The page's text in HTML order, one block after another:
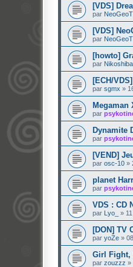
[VDS]
par
[VDS]
par
[howto]
par Nikoshiba
[ECH/
par sgmx »
Megaman
par
Dynamite
par
[VEND]
par osc-10 »
planet
par
VDS : CD
par Lyo_ »
[DON] TV
par yoZe »
Girl Fight,
par zouzzz »